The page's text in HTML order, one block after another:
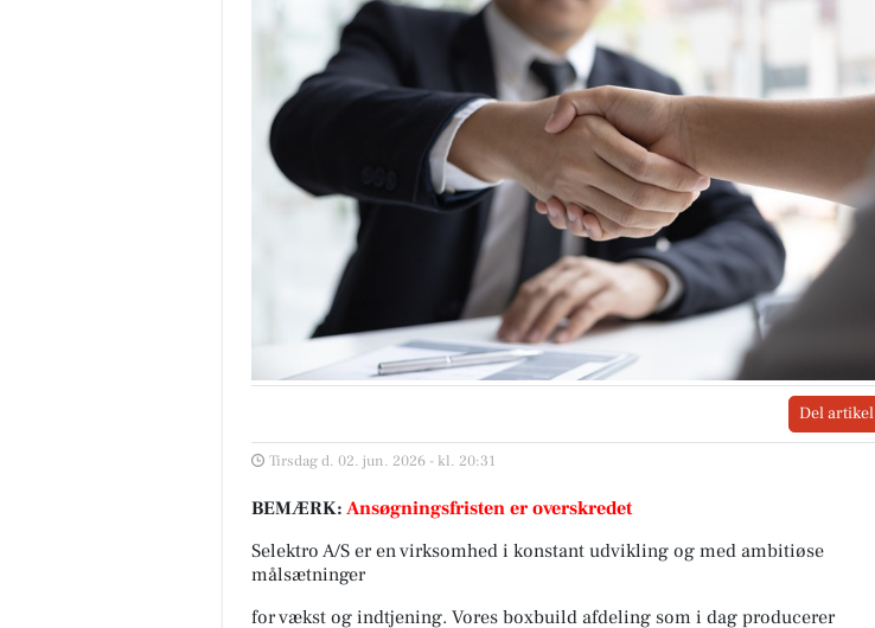
Del artikel
Tirsdag d. 02. jun. 2026 - kl. 20:31
BEMÆRK: Ansøgningsfristen er overskredet
Selektro A/S er en virksomhed i konstant udvikling og med ambitiøse
målsætninger
for vækst og indtjening. Vores boxbuild afdeling som i dag producerer